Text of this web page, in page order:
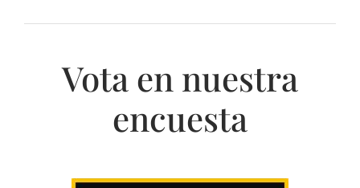
Vota en nuestra
encuesta